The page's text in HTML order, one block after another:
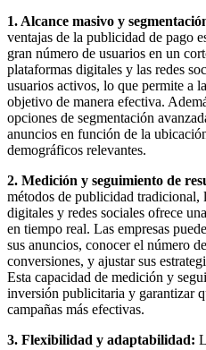
Publicidad,
Marketing,
Campañas
Publicitarias,
Agencias,
Empresas,
Negocios,
Tendencias,
Trendings,
Economía,
Diseño
Web,
Móviles,
Estrategias
Digitales,
Estrategias
Publicitarias,
Alianzas,
Innovación,
1. Alcance masivo y
ventajas de la publicidad de pago
gran número de usuarios en un
plataformas digitales y las redes
usuarios activos, lo que permite a
objetivo de manera efectiva.
opciones de segmentación
anuncios en función de la
demográficos relevantes.
2. Medición y seguimiento de
métodos de publicidad tradicional,
digitales y redes sociales ofrece
en tiempo real. Las empresas
sus anuncios, conocer el número
conversiones, y ajustar sus
Esta capacidad de medición y
inversión publicitaria y garantizar
campañas más efectivas.
3. Flexibilidad y adaptabilidad: